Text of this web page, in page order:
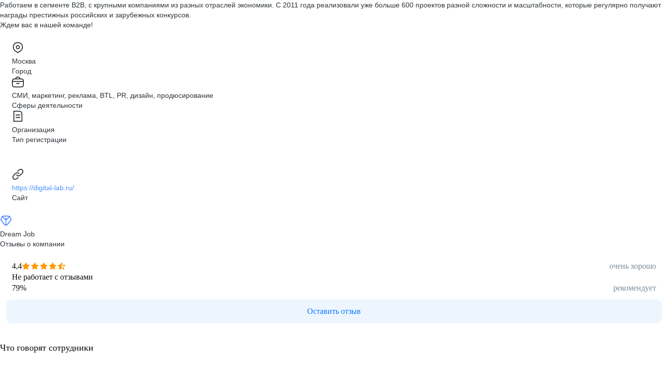
Работаем в сегменте B2B, c крупными компаниями из разных отраслей экономики. С 2011 года реализовали уже больше 600 проектов разной сложности и масштабности, которые регулярно получают
награды престижных российских и зарубежных конкурсов.
Ждем вас в нашей команде!
Москва
Город
СМИ, маркетинг, реклама, BTL, PR, дизайн, продюсирование
Сферы деятельности
Организация
Тип регистрации
https://digital-lab.ru/
Сайт
Dream Job
Отзывы о компании
4,4
очень хорошо
Не работает с отзывами
79% рекомендует
Оставить отзыв
Что говорят сотрудники